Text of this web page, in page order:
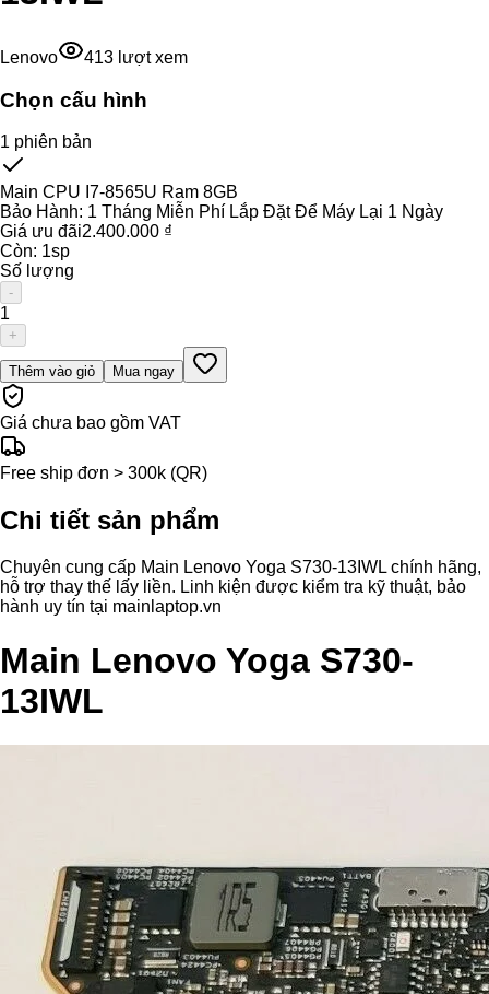
Lenovo 413 lượt xem
Chọn cấu hình
1 phiên bản
Main CPU I7-8565U Ram 8GB
Bảo Hành: 1 Tháng Miễn Phí Lắp Đặt Để Máy Lại 1 Ngày
Giá ưu đãi2.400.000 ₫
Còn: 1sp
Số lượng
-
1
+
Thêm vào giỏ Mua ngay
Giá chưa bao gồm VAT
Free ship đơn > 300k (QR)
Chi tiết sản phẩm
Chuyên cung cấp Main Lenovo Yoga S730-13IWL chính hãng,
hỗ trợ thay thế lấy liền. Linh kiện được kiểm tra kỹ thuật, bảo
hành uy tín tại mainlaptop.vn
Main Lenovo Yoga S730-
13IWL